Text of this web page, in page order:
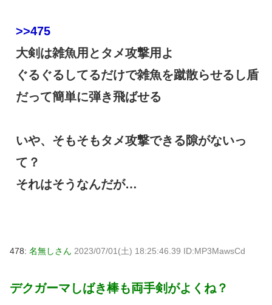
>>475
大剣は雑魚用とタメ攻撃用よ
ぐるぐるしてるだけで雑魚を蹴散らせるし盾
だって簡単に弾き飛ばせる
いや、そもそもタメ攻撃できる隙がないっ
て？
それはそうなんだが…
478: 名無しさん 2023/07/01(土) 18:25:46.39 ID:MP3MawsCd
デクガーマしばき棒も両手剣がよくね？